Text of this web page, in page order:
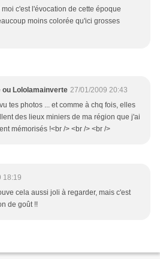
c'est l'évocation de cette époque
moins colorée qu'ici grosses
ou Lololamainverte 27/01/2009 20:43
tes photos ... et comme à chq fois, elles
des lieux miniers de ma région que j'ai
mémorisés !<br /> <br /> <br />
18:19
cela aussi joli à regarder, mais c'est
de goût !!